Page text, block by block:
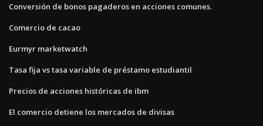
Conversión de bonos pagaderos en acciones comunes.
Comercio de cacao
Eurmyr marketwatch
Tasa fija vs tasa variable de préstamo estudiantil
Precios de acciones históricas de ibm
El comercio detiene los mercados de divisas